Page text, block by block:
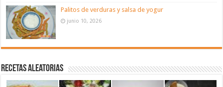
Palitos de verduras y salsa de yogur
junio 10, 2026
Recetas aleatorias